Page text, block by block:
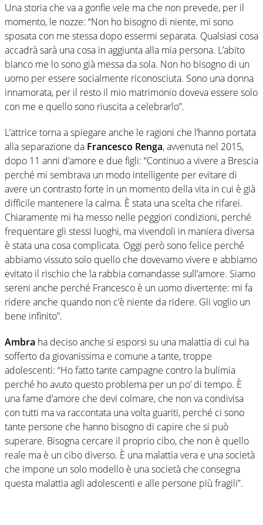
Una storia che va a gonfie vele ma che non prevede, per il
momento, le nozze: “Non ho bisogno di niente, mi sono
sposata con me stessa dopo essermi separata. Qualsiasi cosa
accadrà sarà una cosa in aggiunta alla mia persona. L’abito
bianco me lo sono già messa da sola. Non ho bisogno di un
uomo per essere socialmente riconosciuta. Sono una donna
innamorata, per il resto il mio matrimonio doveva essere solo
con me e quello sono riuscita a celebrarlo”.
L’attrice torna a spiegare anche le ragioni che l’hanno portata
alla separazione da Francesco Renga, avvenuta nel 2015,
dopo 11 anni d’amore e due figli: “Continuo a vivere a Brescia
perché mi sembrava un modo intelligente per evitare di
avere un contrasto forte in un momento della vita in cui è già
difficile mantenere la calma. È stata una scelta che rifarei.
Chiaramente mi ha messo nelle peggiori condizioni, perché
frequentare gli stessi luoghi, ma vivendoli in maniera diversa
è stata una cosa complicata. Oggi però sono felice perché
abbiamo vissuto solo quello che dovevamo vivere e abbiamo
evitato il rischio che la rabbia comandasse sull’amore. Siamo
sereni anche perché Francesco è un uomo divertente: mi fa
ridere anche quando non c’è niente da ridere. Gli voglio un
bene infinito”.
Ambra ha deciso anche si esporsi su una malattia di cui ha
sofferto da giovanissima e comune a tante, troppe
adolescenti: “Ho fatto tante campagne contro la bulimia
perché ho avuto questo problema per un po’ di tempo. È
una fame d’amore che devi colmare, che non va condivisa
con tutti ma va raccontata una volta guariti, perché ci sono
tante persone che hanno bisogno di capire che si può
superare. Bisogna cercare il proprio cibo, che non è quello
reale ma è un cibo diverso. È una malattia vera e una società
che impone un solo modello è una società che consegna
questa malattia agli adolescenti e alle persone più fragili”.